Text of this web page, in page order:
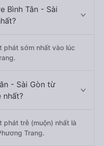
Bình Tân - Sài
phát sớm nhất vào lúc
- Sài Gòn từ
nhất?
phát trễ (muộn) nhất là
Trang.